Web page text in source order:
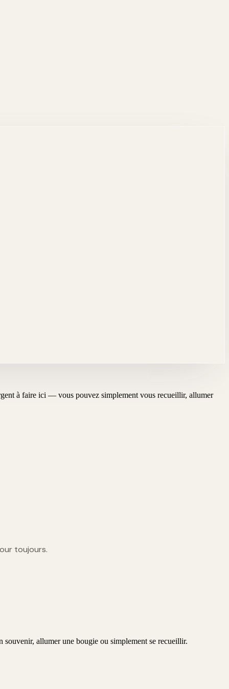
à faire ici — vous pouvez simplement vous recueillir, allumer
toujours.
souvenir, allumer une bougie ou simplement se recueillir.